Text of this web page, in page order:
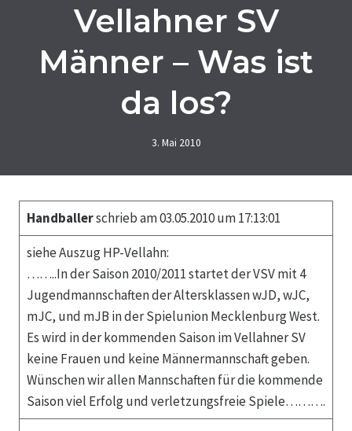
Vellahner SV
Männer – Was ist
da los?
3. Mai 2010
Handballerschrieb am 03.05.2010 um 17:13:01
siehe Auszug HP-Vellahn:
……..In der Saison 2010/2011 startet der VSV mit 4
Jugendmannschaften der Altersklassen wJD, wJC,
mJC, und mJB in der Spielunion Mecklenburg West.
Es wird in der kommenden Saison im Vellahner SV
keine Frauen und keine Männermannschaft geben.
Wünschen wir allen Mannschaften für die kommende
Saison viel Erfolg und verletzungsfreie Spiele……….